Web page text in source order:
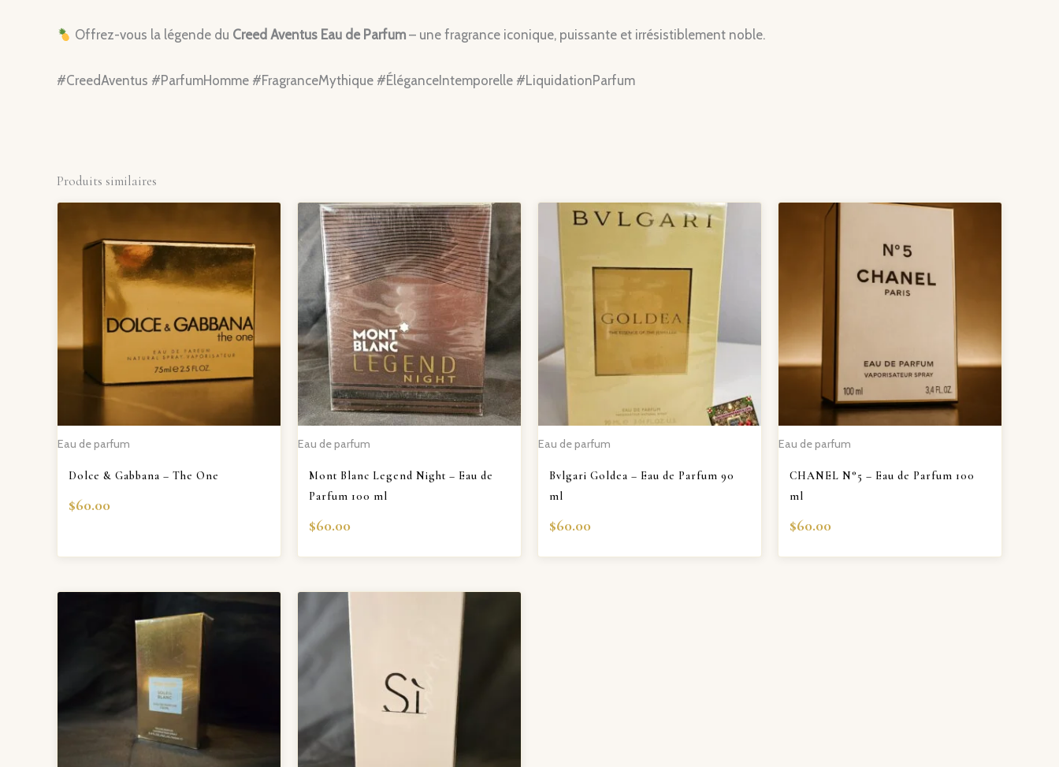
Offrez-vous la légende du Creed Aventus Eau de Parfum – une fragrance iconique, puissante et irrésistiblement noble.
#CreedAventus #ParfumHomme #FragranceMythique #ÉléganceIntemporelle #LiquidationParfum
Produits similaires
Eau de parfum
Dolce & Gabbana – The One
$60.00
Eau de parfum
Mont Blanc Legend Night – Eau de
Parfum 100 ml
$60.00
Eau de parfum
Bvlgari Goldea – Eau de Parfum 90
ml
$60.00
Eau de parfum
CHANEL N°5 – Eau de Parfum 100
ml
$60.00